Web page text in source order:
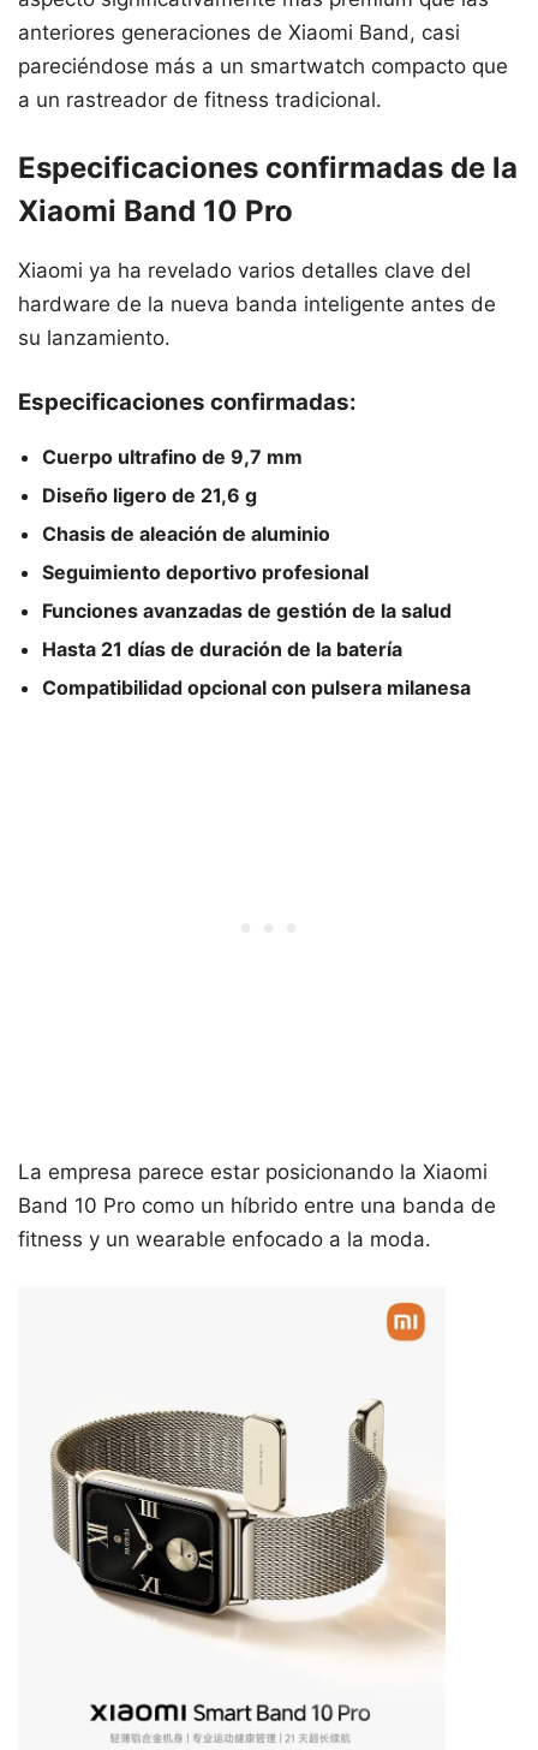
anteriores generaciones de Xiaomi Band, casi
pareciéndose más a un smartwatch compacto que
a un rastreador de fitness tradicional.
Especificaciones confirmadas de la
Xiaomi Band 10 Pro
Xiaomi ya ha revelado varios detalles clave del
hardware de la nueva banda inteligente antes de
su lanzamiento.
Especificaciones confirmadas:
Cuerpo ultrafino de 9,7 mm
Diseño ligero de 21,6 g
Chasis de aleación de aluminio
Seguimiento deportivo profesional
Funciones avanzadas de gestión de la salud
Hasta 21 días de duración de la batería
Compatibilidad opcional con pulsera milanesa
La empresa parece estar posicionando la Xiaomi
Band 10 Pro como un híbrido entre una banda de
fitness y un wearable enfocado a la moda.